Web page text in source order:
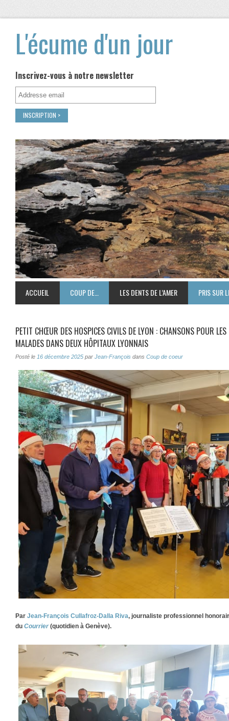
L'écume d'un jour
Inscrivez-vous à notre newsletter
ACCUEIL COUP DE… LES DENTS DE L’AMER PRIS SUR
PETIT CHŒUR DES HOSPICES CIVILS DE LYON : CHANSONS POUR
MALADES DANS DEUX HÔPITAUX LYONNAIS
Posté le 16 décembre 2025 par Jean-François dans Coup de coeur
Par Jean-François Cullafroz-Dalla Riva, journaliste professionnel
du Courrier (quotidien à Genève).